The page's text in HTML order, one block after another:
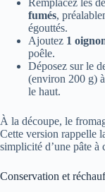
fumés,
égouttés.
Ajoutez 1
poêle.
Déposez sur le
(environ 200 g)
le haut.
À la découpe, le
Cette version rappelle
simplicité d’une pâte à
Conservation et